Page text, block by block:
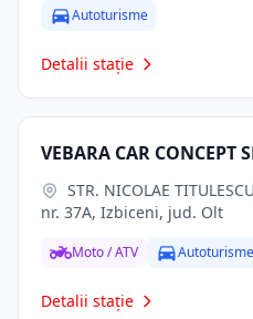
Autoturisme
Detalii stație
VEBARA CAR CONCEPT
nr. 37A, Izbiceni, jud. Olt
Moto / ATV Autoturisme
Detalii stație